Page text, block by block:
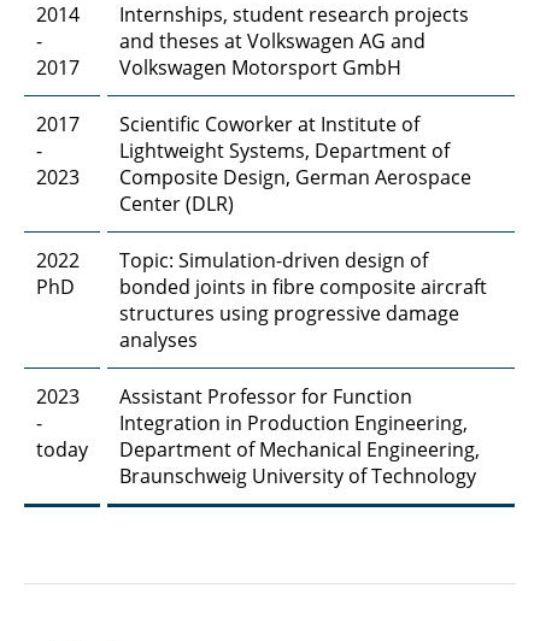
2014
-
2017
Internships, student research projects
and theses at Volkswagen AG and
Volkswagen Motorsport GmbH
2017
-
2023
Scientific Coworker at Institute of
Lightweight Systems, Department of
Composite Design, German Aerospace
Center (DLR)
2022
PhD
Topic: Simulation-driven design of
bonded joints in fibre composite aircraft
structures using progressive damage
analyses
2023
-
today
Assistant Professor for Function
Integration in Production Engineering,
Department of Mechanical Engineering,
Braunschweig University of Technology